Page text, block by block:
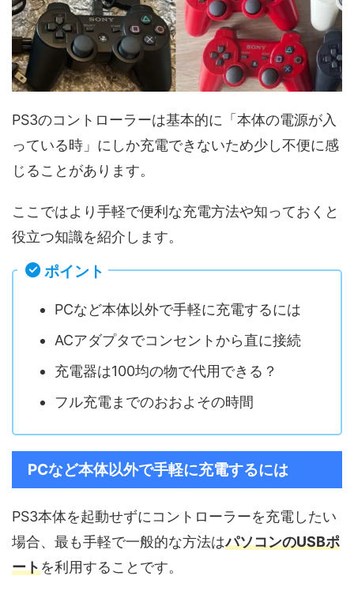
PS3のコントローラーは基本的に「本体の電源が入
っている時」にしか充電できないため少し不便に感
じることがあります。
ここではより手軽で便利な充電方法や知っておくと
役立つ知識を紹介します。
ポイント
PCなど本体以外で手軽に充電するには
ACアダプタでコンセントから直に接続
充電器は100均の物で代用できる？
フル充電までのおおよその時間
PCなど本体以外で手軽に充電するには
PS3本体を起動せずにコントローラーを充電したい
場合、最も手軽で一般的な方法はパソコンのUSBポ
ートを利用することです。